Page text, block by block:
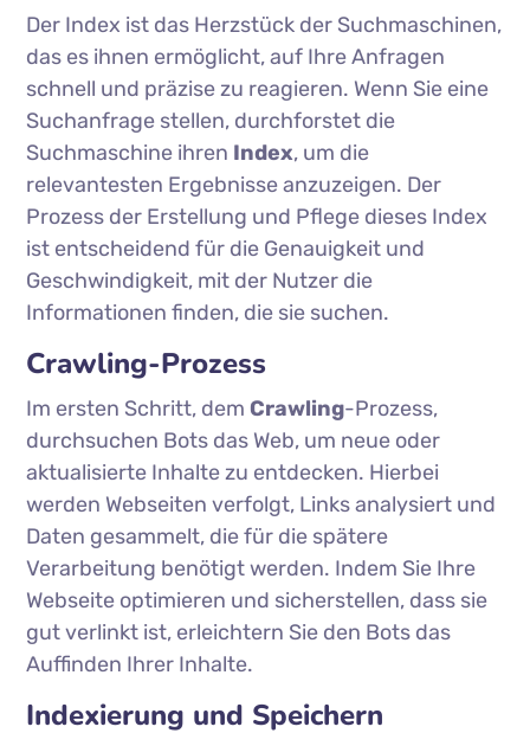
Der Index ist das Herzstück der Suchmaschinen,
das es ihnen ermöglicht, auf Ihre Anfragen
schnell und präzise zu reagieren. Wenn Sie eine
Suchanfrage stellen, durchforstet die
Suchmaschine ihren Index, um die
relevantesten Ergebnisse anzuzeigen. Der
Prozess der Erstellung und Pflege dieses Index
ist entscheidend für die Genauigkeit und
Geschwindigkeit, mit der Nutzer die
Informationen finden, die sie suchen.
Crawling-Prozess
Im ersten Schritt, demCrawling-Prozess,
durchsuchen Bots das Web, um neue oder
aktualisierte Inhalte zu entdecken. Hierbei
werden Webseiten verfolgt, Links analysiert und
Daten gesammelt, die für die spätere
Verarbeitung benötigt werden. Indem Sie Ihre
Webseite optimieren und sicherstellen, dass sie
gut verlinkt ist, erleichtern Sie den Bots das
Auffinden Ihrer Inhalte.
Indexierung und Speichern